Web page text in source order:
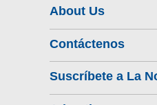
About Us
Contáctenos
Suscríbete a La